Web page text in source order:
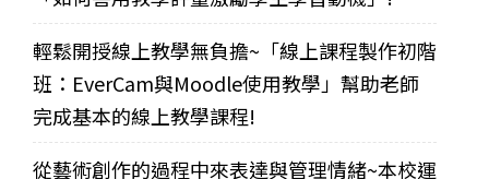
輕鬆開授線上教學無負擔~「線上課程製作初階
班：EverCam與Moodle使用教學」幫助老師
完成基本的線上教學課程!
從藝術創作的過程中來表達與管理情緒~本校運